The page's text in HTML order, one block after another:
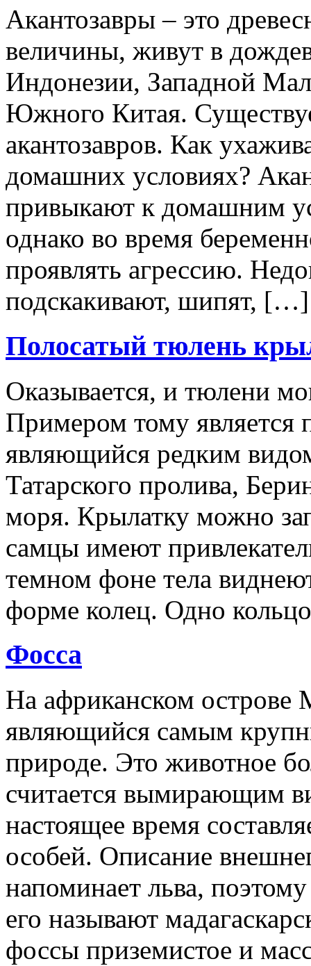
Акантозавры – это
величины, живут в
Индонезии, Западной
Южного Китая.
акантозавров. Как
домашних условиях?
привыкают к домашним
однако во время
проявлять агрессию.
подскакивают, шипят, […]
Полосатый тюлень
Оказывается, и тюлени
Примером тому является
являющийся редким
Татарского пролива,
моря. Крылатку можно
самцы имеют
темном фоне тела
форме колец. Одно
Фосса
На африканском острове
являющийся самым
природе. Это животное
считается вымирающим
настоящее время
особей. Описание
напоминает льва,
его называют
фоссы приземистое и